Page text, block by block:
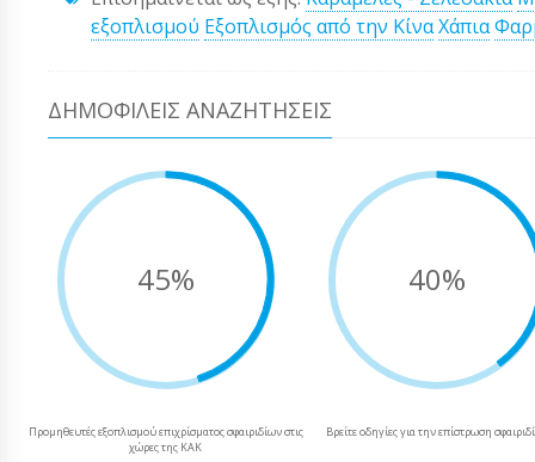
εξοπλισμού Εξοπλισμός από την ΚίναΧάπια
ΔΗΜΟΦΙΛΕΊΣ ΑΝΑΖΗΤΉΣΕΙΣ
45%
Προμηθευτές εξοπλισμού επιχρίσματος σφαιριδίων στις
χώρες της ΚΑΚ
40%
Βρείτε οδηγίες για την επίστρωση